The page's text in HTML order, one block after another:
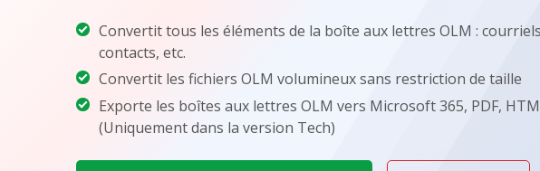
Convertit tous les éléments de la boîte aux lettres OLM :
contacts, etc.
Convertit les fichiers OLM volumineux sans restriction de taille
Exporte les boîtes aux lettres OLM vers Microsoft 365, PDF,
(Uniquement dans la version Tech)